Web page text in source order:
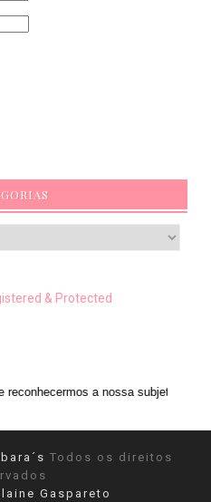
a nossa subjetividade." ANAIS NIN
Todos os direitos
Gaspareto